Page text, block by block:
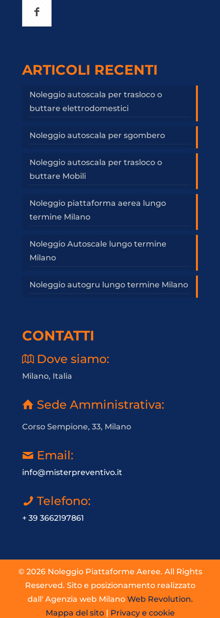
ARTICOLI RECENTI
Noleggio autoscala per trasloco o
buttare elettrodomestici
Noleggio autoscala per sgombero
Noleggio autoscala per trasloco o
buttare Mobili
Noleggio piattaforma aerea lungo
termine Milano
Noleggio Autoscale lungo termine
Milano
Noleggio autogru lungo termine Milano
CONTATTI
Dove siamo:
Milano, Italia
Sede Amministrativa:
Corso Sempione, 33, Milano
Email:
info@misterpreventivo.it
Telefono:
+ 39 3662197861
© 2026 Noleggio Piattaforme Aeree. All Rights
Reserved. Sito e posizionamento realizzato
dall' Agenzia web Milano Web Revolution.
Mappa del sito| Privacy e cookie